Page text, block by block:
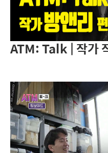
ATM: Talk | 작가